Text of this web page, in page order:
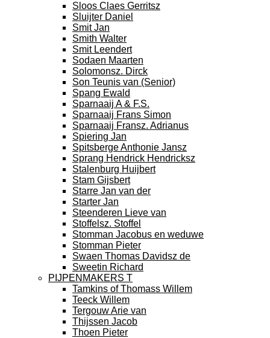
Sloos Claes Gerritsz
Sluijter Daniel
Smit Jan
Smith Walter
Smit Leendert
Sodaen Maarten
Solomonsz. Dirck
Son Teunis van (Senior)
Spang Ewald
Sparnaaij A & F.S.
Sparnaaij Frans Simon
Sparnaaij Fransz. Adrianus
Spiering Jan
Spitsberge Anthonie Jansz
Sprang Hendrick Hendricksz
Stalenburg Huijbert
Stam Gijsbert
Starre Jan van der
Starter Jan
Steenderen Lieve van
Stoffelsz. Stoffel
Stomman Jacobus en weduwe
Stomman Pieter
Swaen Thomas Davidsz de
Sweetin Richard
PIJPENMAKERS T
Tamkins of Thomass Willem
Teeck Willem
Tergouw Arie van
Thijssen Jacob
Thoen Pieter